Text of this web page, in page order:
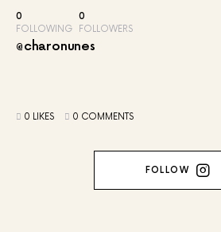
0
FOLLOWING
0
FOLLOWERS
@charonunes
0 LIKES 0 COMMENTS
FOLLOW